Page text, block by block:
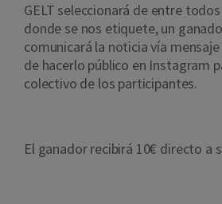
GELT seleccionará de entre
donde se nos etiquete, un
comunicará la noticia vía
de hacerlo público en Instagram
colectivo de los participantes.
El ganador recibirá 10€ directo a